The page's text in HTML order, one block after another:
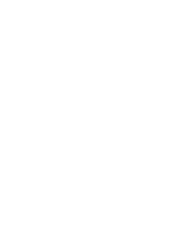
De